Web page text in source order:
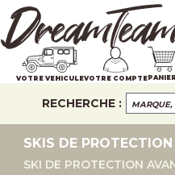
VOTRE VEHICULEVOTRE COMPTEPANIER
RECHERCHE :
SKIS DE
SKI DE PROTECTION